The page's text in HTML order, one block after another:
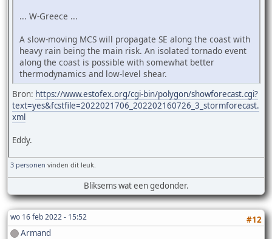
... W-Greece ...
A slow-moving MCS will propagate SE along the coast with
heavy rain being the main risk. An isolated tornado event
along the coast is possible with somewhat better
thermodynamics and low-level shear.
Bron: https://www.estofex.org/cgi-bin/polygon/showforecast.cgi?
text=yes&fcstfile=2022021706_202202160726_3_stormforecast.
xml
Eddy.
3 personen vinden dit leuk.
Bliksems wat een gedonder.
wo 16 feb 2022 - 15:52
#12
Armand